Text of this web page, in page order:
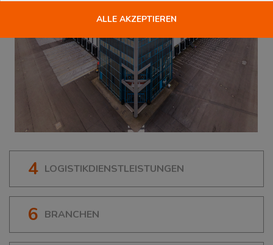
4 LOGISTIKDIENSTLEISTUNGEN
6 BRANCHEN
ALLE AKZEPTIEREN